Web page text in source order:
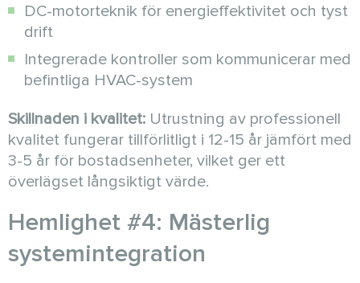
DC-motorteknik för energieffektivitet och tyst
drift
Integrerade kontroller som kommunicerar med
befintliga HVAC-system
Skillnaden i kvalitet: Utrustning av professionell
kvalitet fungerar tillförlitligt i 12-15 år jämfört med
3-5 år för bostadsenheter, vilket ger ett
överlägset långsiktigt värde.
Hemlighet #4: Mästerlig
systemintegration